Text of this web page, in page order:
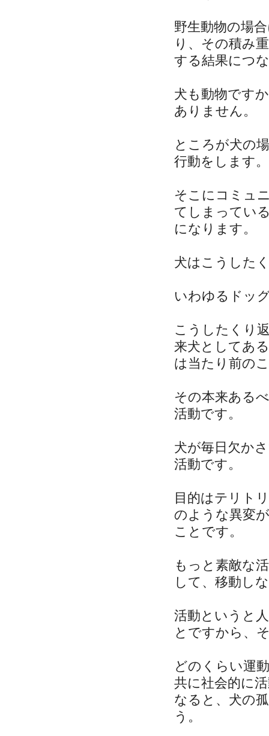
野生動物の場
り、その積み
する結果につ
犬も動物です
ありません。
ところが犬の
行動をします。
そこにコミュ
てしまってい
になります。
犬はこうした
いわゆるドッ
こうしたくり
来犬としてあ
は当たり前の
その本来ある
活動です。
犬が毎日欠か
活動です。
目的はテリト
のような異変
ことです。
もっと素敵な
して、移動し
活動というと
とですから、
どのくらい運
共に社会的に
なると、犬の
う。